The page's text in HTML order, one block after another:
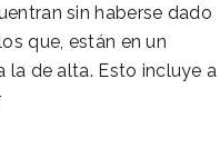
sin haberse dado
que, están en un
la de alta. Esto incluye a